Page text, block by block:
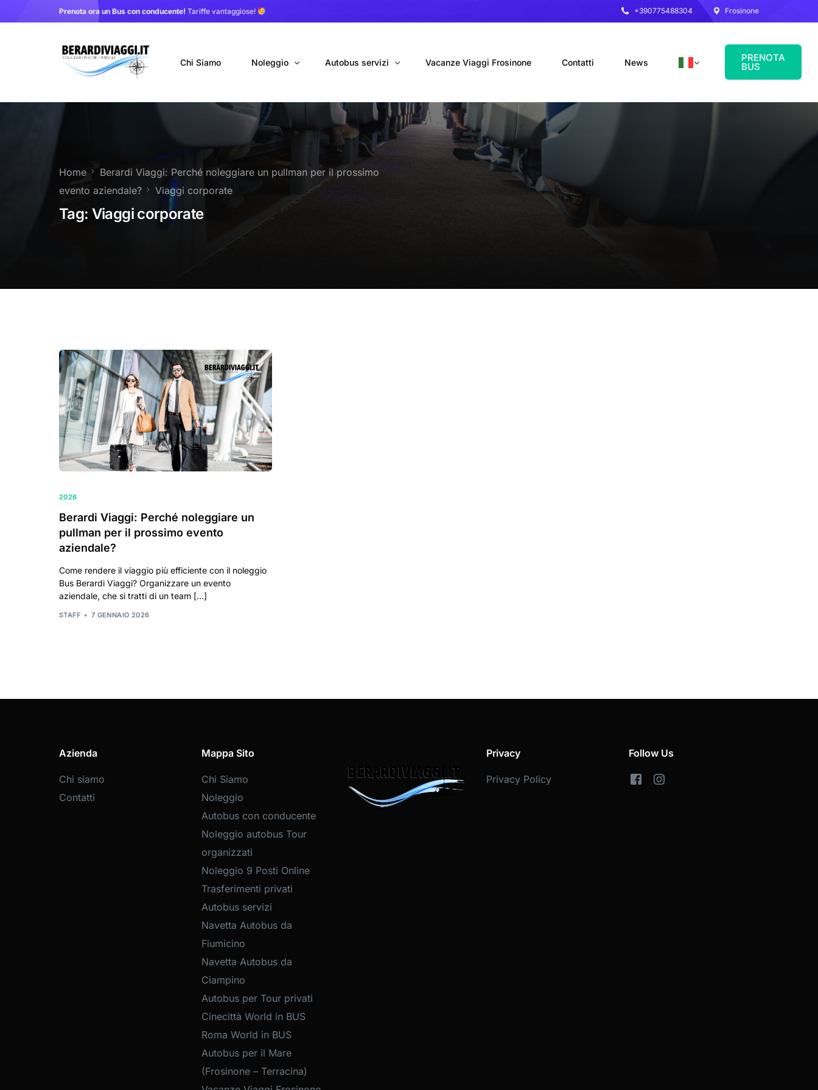
Prenota ora un Bus con conducente! Tariffe vantaggiose! +390775488304 Frosinone
Chi Siamo Noleggio
Autobus con conducente
Noleggio autobus Tour organizzati
Noleggio 9 Posti Online
Trasferimenti privati
Autobus servizi
Navetta Autobus da Fiumicino
Navetta Autobus da Ciampino
Autobus per Tour privati
Vacanze Viaggi Frosinone Contatti News PRENOTA
BUS
Home
Berardi Viaggi: Perché noleggiare un pullman per il prossimo
evento aziendale?
Viaggi corporate
Tag: Viaggi corporate
2026
Berardi Viaggi: Perché noleggiare un
pullman per il prossimo evento
aziendale?
Come rendere il viaggio più efficiente con il noleggio
Bus Berardi Viaggi? Organizzare un evento
aziendale, che si tratti di un team […]
STAFF 7 GENNAIO 2026
Azienda
Chi siamo
Contatti
Mappa Sito
Chi Siamo
Noleggio
Autobus con conducente
Noleggio autobus Tour
organizzati
Noleggio 9 Posti Online
Trasferimenti privati
Autobus servizi
Navetta Autobus da
Fiumicino
Navetta Autobus da
Ciampino
Autobus per Tour privati
Cinecittà World in BUS
Roma World in BUS
Autobus per il Mare
(Frosinone – Terracina)
Privacy
Privacy Policy
Follow Us